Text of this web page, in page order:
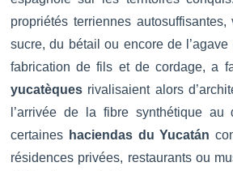
propriétés terriennes
sucre, du bétail ou encore de
fabrication de fils et de cordage, a
yucatèques rivalisaient alors
l’arrivée de la fibre synthétique
certaines haciendas du Yucatán
résidences privées, restaurants ou